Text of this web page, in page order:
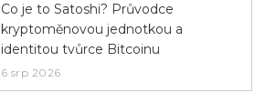
Co je to Satoshi? Průvodce
kryptoměnovou jednotkou a
identitou tvůrce Bitcoinu
6 srp 2026